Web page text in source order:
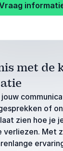
met de
of
zien hoe je
Met